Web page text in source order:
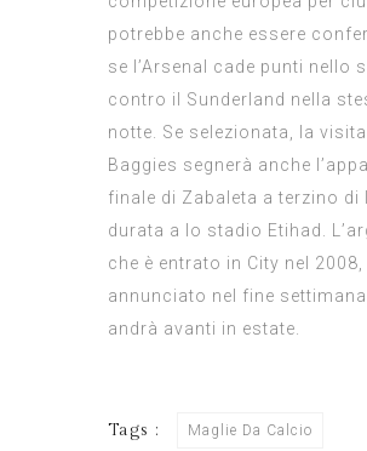
potrebbe anche essere
se l’Arsenal cade punti nello
contro il Sunderland nella
notte. Se selezionata, la
Baggies segnerà anche
finale di Zabaleta a terzino di
durata a lo stadio Etihad.
che è entrato in City nel 2008,
annunciato nel fine
andrà avanti in estate.
Tags : Maglie Da Calcio